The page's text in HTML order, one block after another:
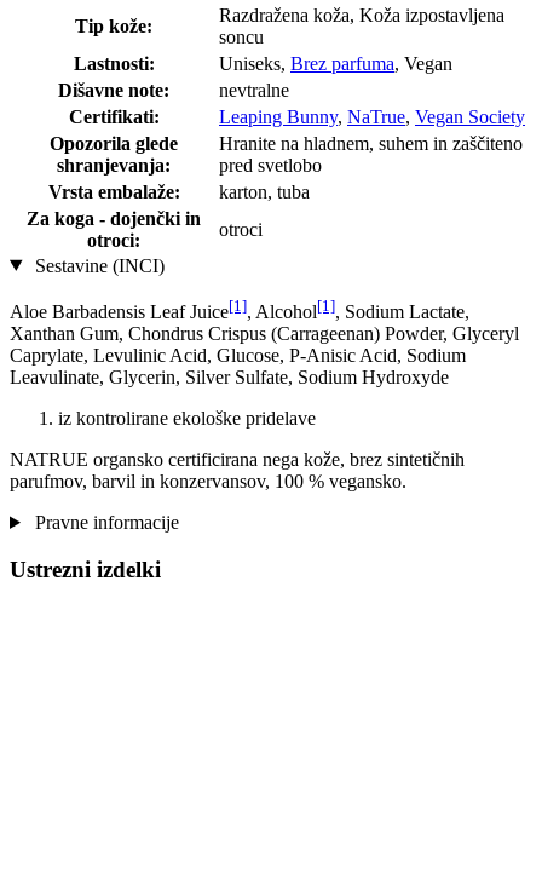
Tip kože:
Razdražena koža, Koža izpostavljena
soncu
Lastnosti:
Uniseks, Brez parfuma, Vegan
Dišavne note:
nevtralne
Certifikati:
Leaping Bunny, NaTrue, Vegan Society
Opozorila glede
shranjevanja:
Hranite na hladnem, suhem in zaščiteno
pred svetlobo
Vrsta embalaže:
karton, tuba
Za koga - dojenčki in
otroci:
otroci
Sestavine (INCI)
Aloe Barbadensis Leaf Juice[1], Alcohol[1], Sodium Lactate,
Xanthan Gum, Chondrus Crispus (Carrageenan) Powder, Glyceryl
Caprylate, Levulinic Acid, Glucose, P-Anisic Acid, Sodium
Leavulinate, Glycerin, Silver Sulfate, Sodium Hydroxyde
iz kontrolirane ekološke pridelave
NATRUE organsko certificirana nega kože, brez sintetičnih
parufmov, barvil in konzervansov, 100 % vegansko.
Pravne informacije
Ustrezni izdelki